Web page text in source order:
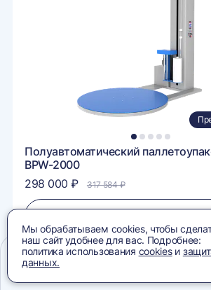
1 2 3 4 5
Полуавтоматический
BPW-2000
298 000 ₽
317 584 ₽
ПРИМЕНИТЬ
ЗАКРЫТЬ
ЗАКРЫТЬ
ЗАКРЫТЬ
Мы обрабатываем cookies, чтобы
наш сайт удобнее для вас. Подробнее:
политика использования cookiesи
данных.